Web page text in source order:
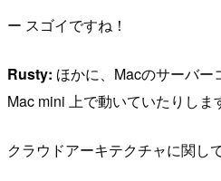
ー スゴイですね！
Rusty: ほかに、Macのサーバ
Mac mini 上で動いていたりしま
クラウドアーキテクチャに関し